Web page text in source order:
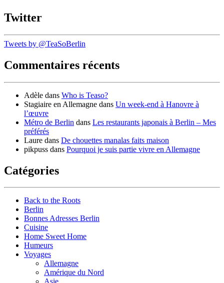
Twitter
Tweets by @TeaSoBerlin
Commentaires récents
Adèle dans Who is Teaso?
Stagiaire en Allemagne dans Un week-end à Hanovre à
l’œuvre
Métro de Berlin dans Les restaurants japonais à Berlin – Mes
préférés
Laure dans De chouettes manalas faits maison
pikpuss dans Pourquoi je suis partie vivre en Allemagne
Catégories
Back to the Roots
Berlin
Bonnes Adresses Berlin
Cuisine
Home Sweet Home
Humeurs
Voyages
Allemagne
Amérique du Nord